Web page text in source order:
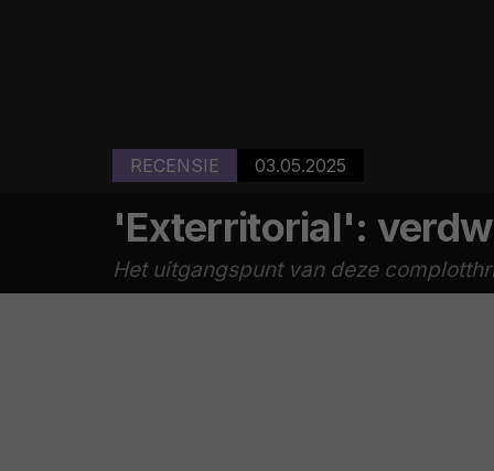
RECENSIE 03.05.2025
'Exterritorial':
Het uitgangspunt van deze